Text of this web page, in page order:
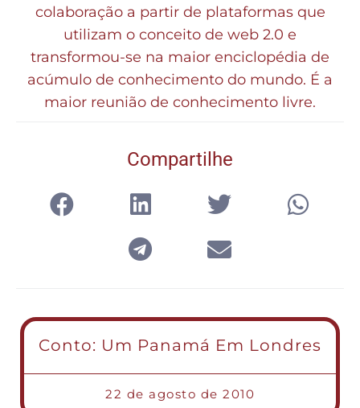
colaboração a partir de plataformas que
utilizam o conceito de web 2.0 e
transformou-se na maior enciclopédia de
acúmulo de conhecimento do mundo. É a
maior reunião de conhecimento livre.
Compartilhe
Conto: Um Panamá Em Londres
22 de agosto de 2010